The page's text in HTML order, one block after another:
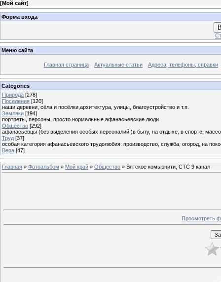
[Мой сайт]
Форма входа
Меню сайта
Главная страница Актуальные статьи Адреса, телефоны, справки
Categories
Природа [278]
Поселения [120]
наши деревни, сёла и посёлки,архитектура, улицы, благоустройство и т.п.
Земляки [194]
портреты, персоны, просто нормальные афанасьевские люди
Общество [292]
афанасьевцы (без выделения особых персоналий )в быту, на отдыхе, в спорте,
Труд [37]
особая категория афанасьевского трудолюбия: производство, служба, огород, на
Вера [47]
Главная » Фотоальбом » Мой край » Общество » Вятское комьюнити, СТС 9 канал
Просмотреть